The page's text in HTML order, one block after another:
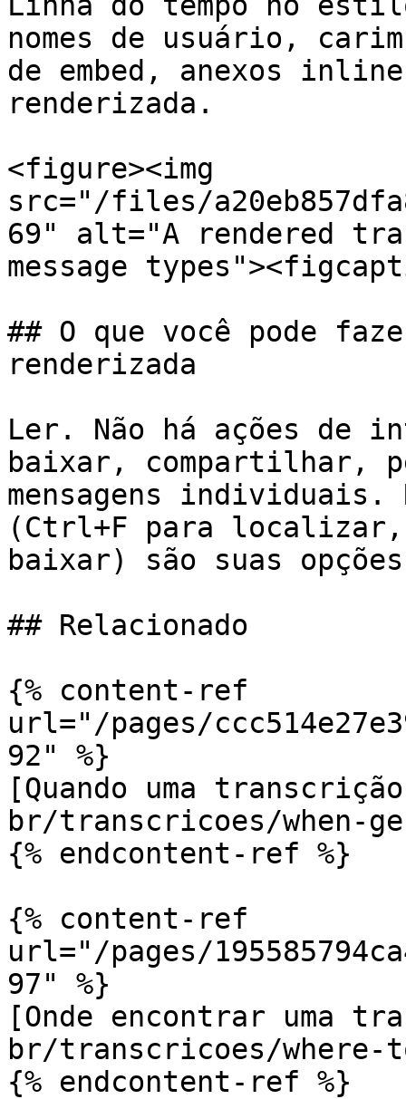
nomes de usuário,
de embed, anexos
renderizada.
<figure><img
src="/files/
69" alt="A rendered
message
## O que você pode
renderizada
Ler. Não há ações de
baixar, compartilhar,
mensagens individuais.
(Ctrl+F para localizar,
baixar) são suas
## Relacionado
{% content-ref
url="/pages/
92" %}
[Quando uma
br/transcricoes/when-
{% endcontent-ref %}
{% content-ref
url="/pages/
97" %}
[Onde encontrar uma
br/transcricoes/where-
{% endcontent-ref %}